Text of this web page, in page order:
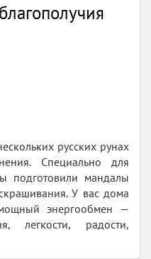
русских рунах
Специально для
подготовили мандалы
У вас дома
энергообмен —
легкости, радости,